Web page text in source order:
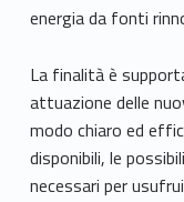
energia da fonti
La finalità è
attuazione delle
modo chiaro ed
disponibili, le
necessari per